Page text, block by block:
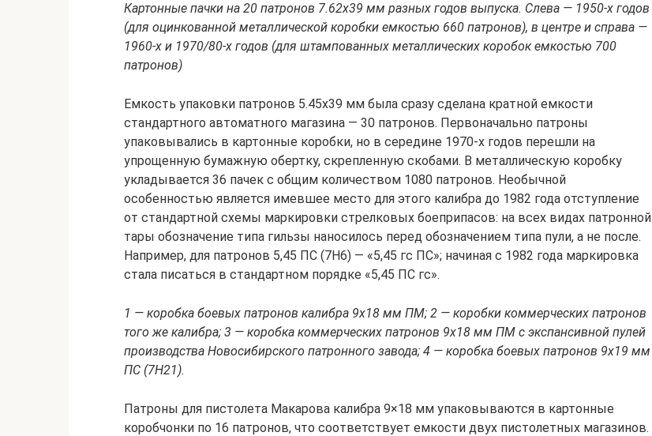
Картонные пачки на 20 патронов 7.62х39 мм разных годов выпуска. Слева — 1950-х годов
(для оцинкованной металлической коробки емкостью 660 патронов), в центре и справа —
1960-х и 1970/80-х годов (для штампованных металлических коробок емкостью 700
патронов)
Емкость упаковки патронов 5.45х39 мм была сразу сделана кратной емкости
стандартного автоматного магазина — 30 патронов. Первоначально патроны
упаковывались в картонные коробки, но в середине 1970-х годов перешли на
упрощенную бумажную обертку, скрепленную скобами. В металлическую коробку
укладывается 36 пачек с общим количеством 1080 патронов. Необычной
особенностью является имевшее место для этого калибра до 1982 года отступление
от стандартной схемы маркировки стрелковых боеприпасов: на всех видах патронной
тары обозначение типа гильзы наносилось перед обозначением типа пули, а не после.
Например, для патронов 5,45 ПС (7Н6) — «5,45 гс ПС»; начиная с 1982 года маркировка
стала писаться в стандартном порядке «5,45 ПС гс».
1 — коробка боевых патронов калибра 9х18 мм ПМ; 2 — коробки коммерческих патронов
того же калибра; 3 — коробка коммерческих патронов 9х18 мм ПМ с экспансивной пулей
производства Новосибирского патронного завода; 4 — коробка боевых патронов 9х19 мм
ПС (7Н21).
Патроны для пистолета Макарова калибра 9×18 мм упаковываются в картонные
коробчонки по 16 патронов, что соответствует емкости двух пистолетных магазинов.